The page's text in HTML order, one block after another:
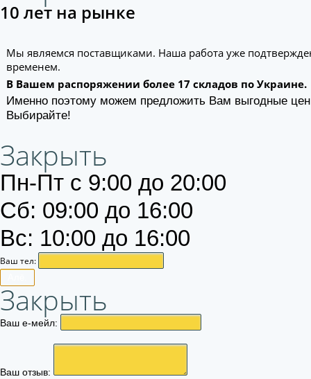
10 лет на рынке
Мы являемся поставщиками. Наша работа уже
временем.
В Вашем распоряжении более 17 складов по Украине.
Именно поэтому можем предложить Вам выгодные
Выбирайте!
Закрыть
Пн-Пт с 9:00 до 20:00
Сб: 09:00 до 16:00
Вс: 10:00 до 16:00
Ваш тел:
Закрыть
Ваш е-мейл:
Ваш отзыв: